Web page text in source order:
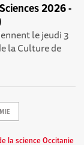
2026 -
le jeudi 3
la Culture de
la science Occitanie